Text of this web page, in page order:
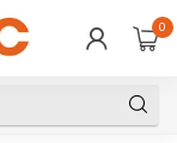
0